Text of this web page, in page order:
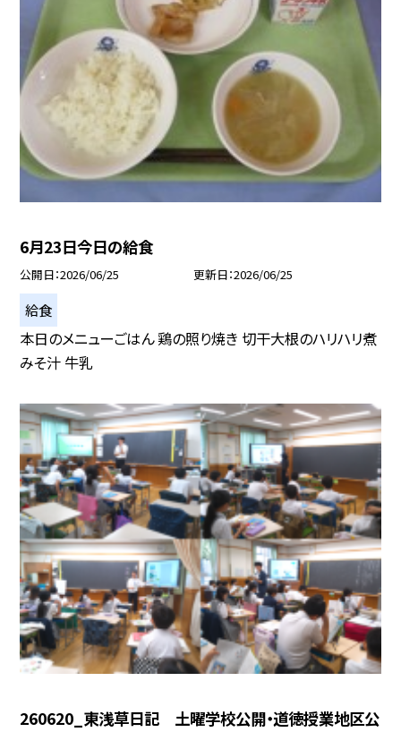
6月23日今日の給食
公開日 2026/06/25 更新日 2026/06/25
給食
本日のメニューごはん 鶏の照り焼き 切干大根のハリハリ煮
みそ汁 牛乳
260620_東浅草日記 土曜学校公開・道徳授業地区公